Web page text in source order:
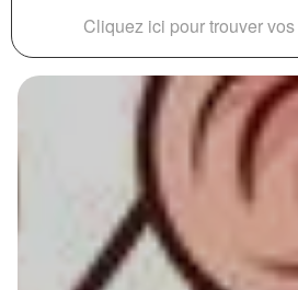
Cliquez ici pour trouver